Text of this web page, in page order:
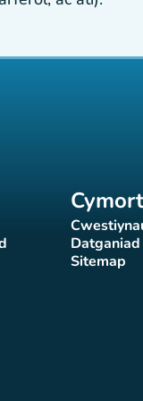
Sitemap
(tab